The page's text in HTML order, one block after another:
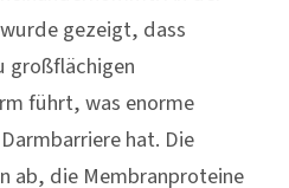
gezeigt, dass
großflächigen
führt, was enorme
hat. Die
ab, die Membranproteine